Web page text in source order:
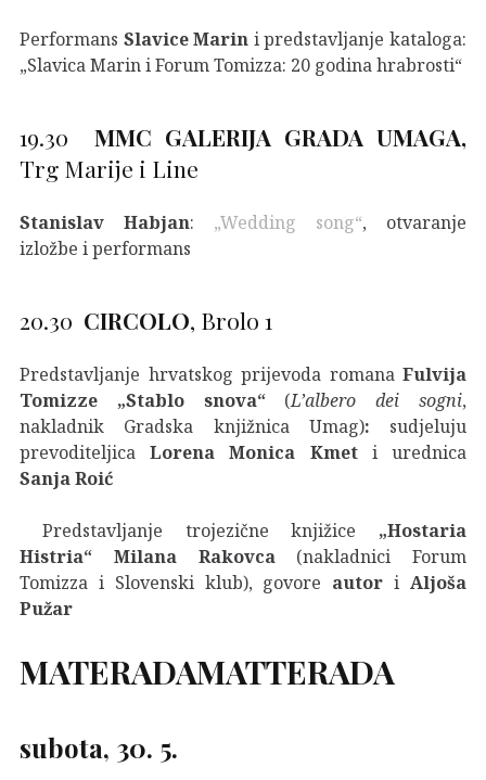
Performans Slavice Marin i predstavljanje kataloga:
„Slavica Marin i Forum Tomizza: 20 godina hrabrosti“
19.30 MMC GALERIJA GRADA UMAGA,
Trg Marije i Line
Stanislav Habjan: „Wedding song“, otvaranje
izložbe i performans
20.30 CIRCOLO, Brolo 1
Predstavljanje hrvatskog prijevoda romana Fulvija
Tomizze „Stablo snova“ (L’albero dei sogni,
nakladnik Gradska knjižnica Umag): sudjeluju
prevoditeljicaLorena Monica Kmet i urednica
Sanja Roić
Predstavljanje trojezične knjižice „Hostaria
Histria“ Milana Rakovca(nakladnici Forum
Tomizza i Slovenski klub), govore autoriAljoša
Pužar
MATERADAMATTERADA
subota, 30. 5.